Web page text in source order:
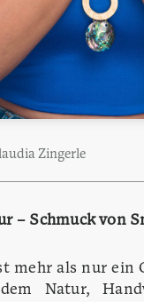
Zingerle
– Schmuck von
mehr als nur ein
Natur,